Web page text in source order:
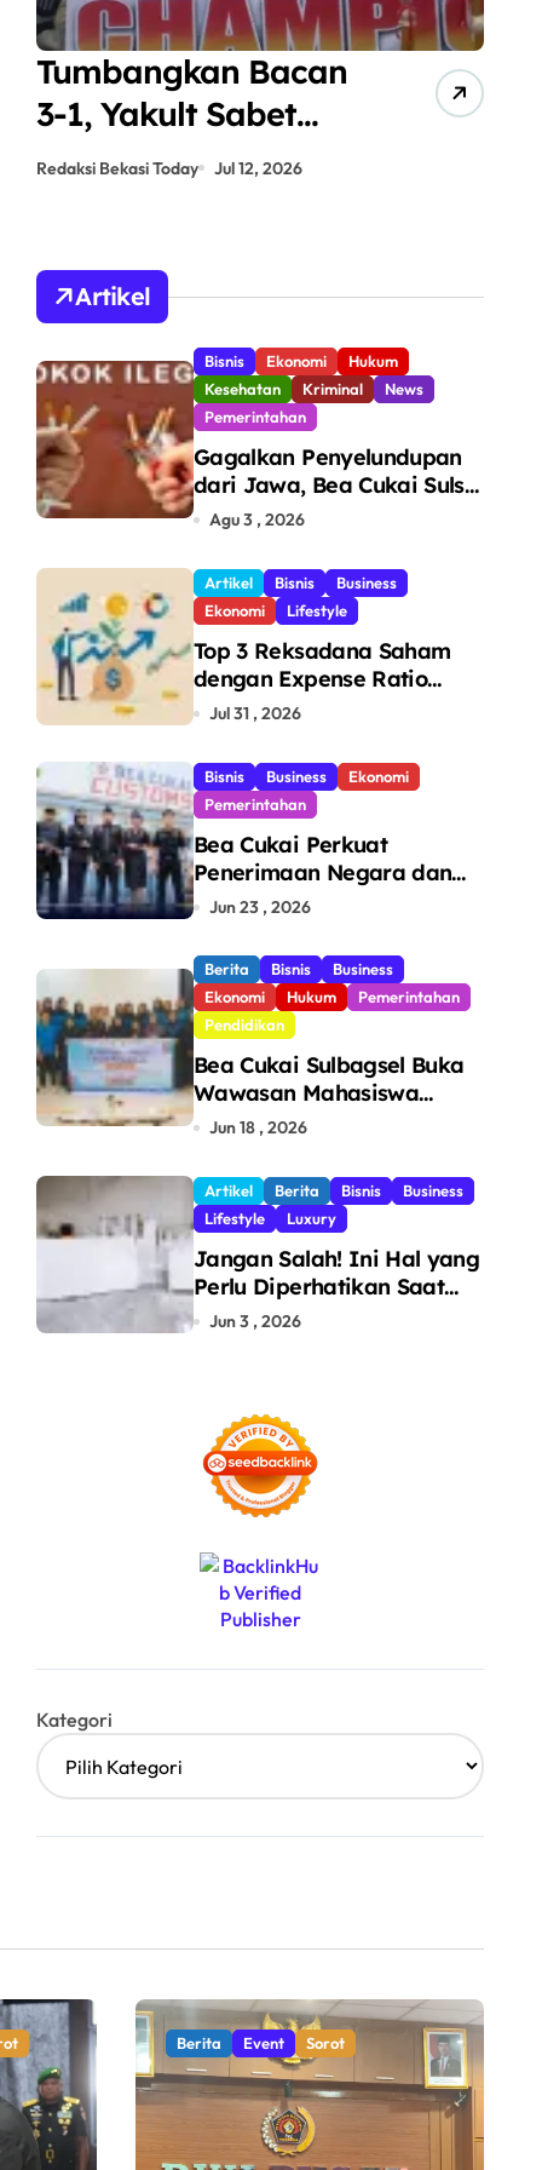
Bacan
Yakult Sabet
Juara
Today Jul 12, 2026
Jadi
Artikel
Bisnis Ekonomi
Hukum
Kesehatan
Kriminal
News
Pemerintahan
Gagalkan Penyelundupan
dari Jawa, Bea Cukai Sulsel
Sita 7,8 Juta Batang Rokok
di Makassar
Agu 3 , 2026
Artikel Bisnis
Business
Ekonomi
Lifestyle
Top 3 Reksadana Saham
dengan Expense Ratio
Terendah
Jul 31 , 2026
Bisnis Business
Ekonomi
Pemerintahan
Bea Cukai Perkuat
Penerimaan Negara dan
Pengawasan, Setor Rp123,8
Jun 23 , 2026
Berita Bisnis
Business
Ekonomi
Hukum
Pemerintahan
Pendidikan
Bea Cukai Sulbagsel Buka
Wawasan Mahasiswa
Politeknik Bosowa tentang
dan Pencegahan Barang
Ilegal
Jun 18 , 2026
Artikel Berita Bisnis
Business
Lifestyle
Luxury
Jangan Salah! Ini Hal yang
Perlu Diperhatikan Saat
Pasang Big Slab
Jun 3 , 2026
Kategori
Berita Event Sorot